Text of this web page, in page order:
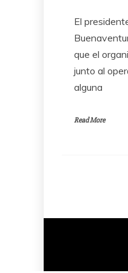
El
que el
junto al
alguna
Read More